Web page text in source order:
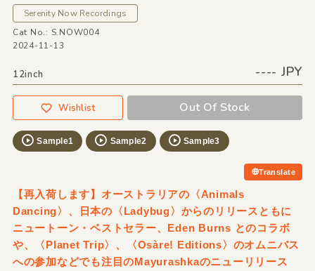
Serenity Now Recordings
Cat No.: S.NOW004
2024-11-13
12inch ---- JPY
Wishlist Out Of Stock
Sample1 Sample2 Sample3
Translate
【再入荷します】オーストラリアの〈Animals
Dancing〉、日本の〈Ladybug〉からのリリースともに
ニュートーン・ベストセラー、Eden Burns とのコラボ
や、〈Planet Trip〉、〈Osàre! Editions〉のオムニバス
への参加などでも注目のMayurashkaのニューリリース